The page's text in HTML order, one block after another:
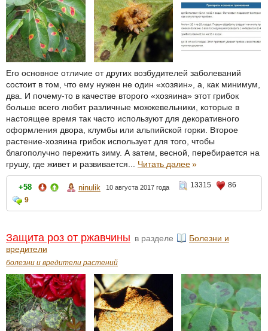
Его основное отличие от других возбудителей заболеваний
состоит в том, что ему нужен не один «хозяин», а, как минимум,
два. И почему-то в качестве второго «хозяина» этот грибок
больше всего любит различные можжевельники, которые в
настоящее время так часто используют для декоративного
оформления двора, клумбы или альпийской горки. Второе
растение-хозяина грибок использует для того, чтобы
благополучно пережить зиму. А затем, весной, перебирается на
грушу, где живет и развивается... Читать далее»
+58 ninulik 10 августа 2017 года 13315
86
9
Защита роз от ржавчины в разделе
Болезни и
вредители
болезни и вредители растений